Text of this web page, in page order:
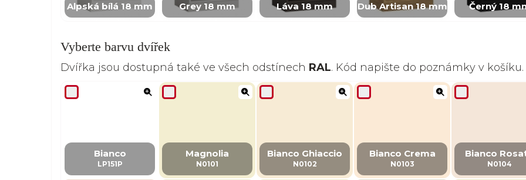
Alpská bílá 18 mm Grey 18 mm Láva 18 mm Dub Artisan 18 mm Černý 18
Vyberte barvu dvířek
Dvířka jsou dostupná také ve všech odstínech RAL. Kód napište do poznámky v košíku.
Bianco
LP151P
Magnolia
N0101
Bianco Ghiaccio
N0102
Bianco Crema
N0103
Bianco
N0104